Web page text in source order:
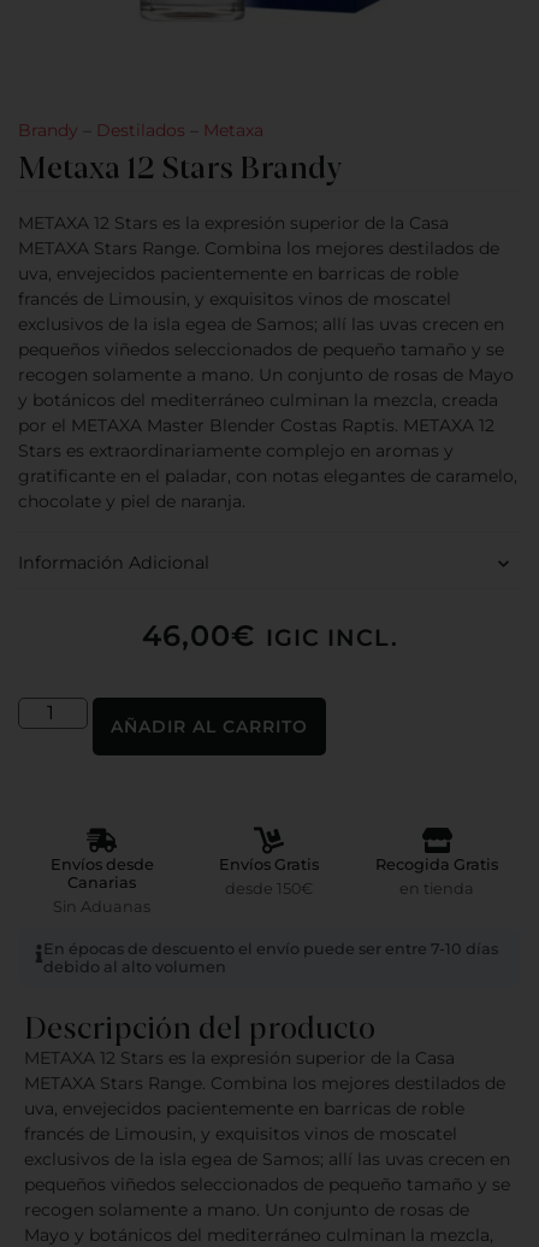
Brandy Destilados Metaxa
Metaxa 12 Stars Brandy
METAXA 12 Stars es la expresión superior de la Casa
METAXA Stars Range. Combina los mejores destilados de
uva, envejecidos pacientemente en barricas de roble
francés de Limousin, y exquisitos vinos de moscatel
exclusivos de la isla egea de Samos; allí las uvas crecen en
pequeños viñedos seleccionados de pequeño tamaño y se
recogen solamente a mano. Un conjunto de rosas de Mayo
y botánicos del mediterráneo culminan la mezcla, creada
por el METAXA Master Blender Costas Raptis. METAXA 12
Stars es extraordinariamente complejo en aromas y
gratificante en el paladar, con notas elegantes de caramelo,
chocolate y piel de naranja.
Información Adicional
46,00€ IGIC INCL.
AÑADIR AL CARRITO
Envíos desde
Canarias
Sin Aduanas
Envíos Gratis
desde 150€
Recogida Gratis
en tienda
En épocas de descuento el envío puede ser entre 7-10 días
debido al alto volumen
Descripción del producto
METAXA 12 Stars es la expresión superior de la Casa
METAXA Stars Range. Combina los mejores destilados de
uva, envejecidos pacientemente en barricas de roble
francés de Limousin, y exquisitos vinos de moscatel
exclusivos de la isla egea de Samos; allí las uvas crecen en
pequeños viñedos seleccionados de pequeño tamaño y se
recogen solamente a mano. Un conjunto de rosas de
Mayo y botánicos del mediterráneo culminan la mezcla,